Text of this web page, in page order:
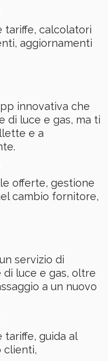
tariffe, calcolatori
aggiornamenti
innovativa che
di luce e gas, ma ti
e a
offerte, gestione
cambio fornitore,
servizio di
luce e gas, oltre
a un nuovo
tariffe, guida al
clienti,